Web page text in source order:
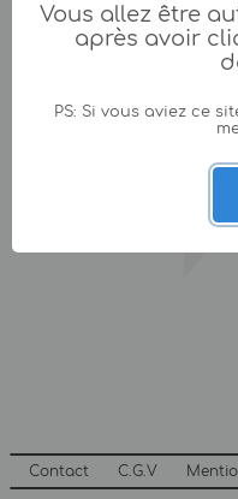
Contact C.G.V
Vous allez être
après avoir
PS: Si vous aviez ce